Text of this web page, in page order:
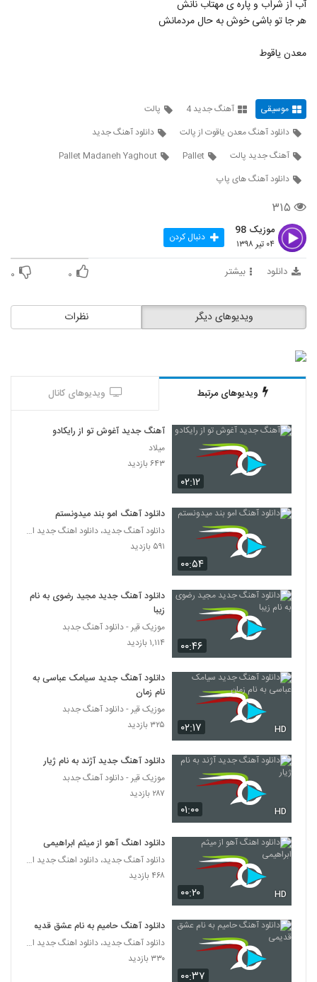
دانلود آهنگ جدید و زیبای فرامرز آران با نام
4281
4282
دانلود آهنگ جدید و زیبای ایرج با نام صلح و
صفا (به همراه امیر احسان فدایی)
4283
4284
دانلود آهنگ مصطفی جهانداری جنگ
دانلود آهنگ جدید و زیبای مرتضی سیدنژاد با
۲۹۵ بازدید
4286
(Mohammad Nasiri Hafez)
4287
۲۳۰ بازدید
4288
Mohammad Majlesi Bargard
۲۳۰ بازدید
نیما علامه آهنگ اتفاق خوب
4290
آهنگ فاضل تجلی بنام تو رفتی
۳۹۷ بازدید
موزیک زیبای کنار ساحل از امین حسین زاده
۲۹۸ بازدید
Mehdi Ahmadvand Dard
4293
دانلود آهنگ مصطفی شریفی دو دلی (به همراه
امیر سهرابی) (Mostafa Sharifi 2 Deli)
دانلود آهنگ چیه فردام از حمید امینی
۲۴۷ بازدید
آهنگ حسین سرکش بنام پر کردم
Siamak Abbasi Edame Bede
آب از شراب و پاره ی مهتاب نانش
هر جا تو باشی خوش به حال مردمانش
معدن یاقوط
موسیقی آهنگ جدید 4
پالت
دانلود آهنگ معدن یاقوت از پالت
دانلود آهنگ جدید
آهنگ جدید پالت
Pallet
Pallet Madaneh Yaghout
دانلود آهنگ های پاپ
۳۱۵
موزیک 98
۰۴ تیر ۱۳۹۸ دنبال کردن
دانلود بیشتر ۰ ۰
نظرات ویدیوهای دیگر
ویدیوهای مرتبط ویدیوهای کانال
۰۲:۱۲
آهنگ جدید آغوش تو از رایکادو
میلاد
۶۴۳ بازدید
۰۰:۵۴
دانلود آهنگ امو بند میدونستم
دانلود آهنگ جدید، دانلود اهنگ جدید ایرانی
۵۹۱ بازدید
۰۰:۴۶
دانلود آهنگ جدید مجید رضوی به نام
زیبا
موزیک قیر - دانلود آهنگ جدبد
۱,۱۱۴ بازدید
۰۲:۱۷ HD
دانلود آهنگ جدید سیامک عباسی به
نام زمان
موزیک قیر - دانلود آهنگ جدبد
۳۲۵ بازدید
۰۱:۰۰ HD
دانلود آهنگ جدید آژند به نام ژیار
موزیک قیر - دانلود آهنگ جدبد
۲۸۷ بازدید
۰۰:۲۰ HD
دانلود اهنگ آهو از میثم ابراهیمی
دانلود آهنگ جدید، دانلود اهنگ جدید ایرانی
۴۶۸ بازدید
۰۰:۳۷
دانلود آهنگ حامیم به نام عشق قدیمی
دانلود آهنگ جدید، دانلود اهنگ جدید ایرانی
۳۳۰ بازدید